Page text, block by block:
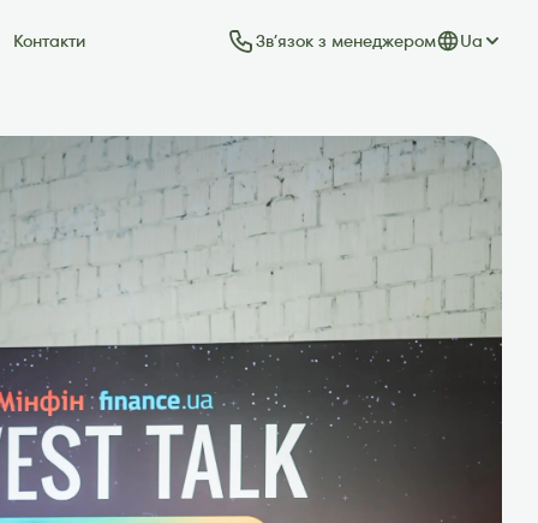
Контакти Звʼязок з менеджером Ua